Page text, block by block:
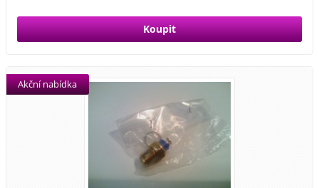
Akční nabídka